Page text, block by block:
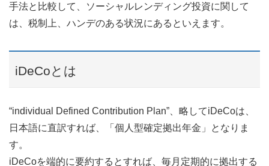
手法と比較して、ソーシャルレンディング投資に関して
は、税制上、ハンデのある状況にあるといえます。
iDeCoとは
“individual Defined Contribution Plan”、略してiDeCoは、
日本語に直訳すれば、「個人型確定拠出年金」となりま
す。
iDeCoを端的に要約するとすれば、毎月定期的に拠出する